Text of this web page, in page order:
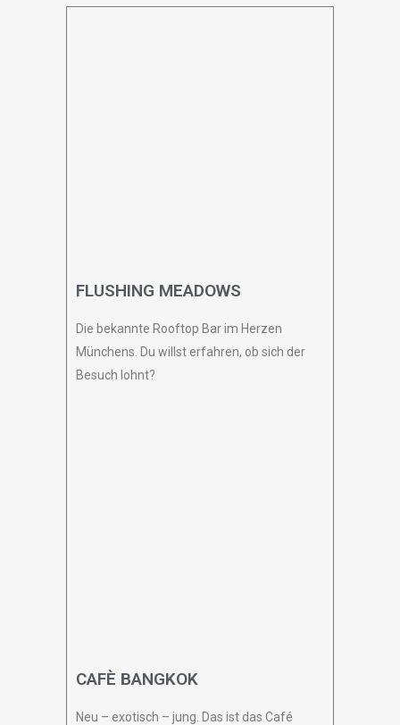
FLUSHING MEADOWS
Die bekannte Rooftop Bar im Herzen
Münchens. Du willst erfahren, ob sich der
Besuch lohnt?
CAFÈ BANGKOK
Neu – exotisch – jung. Das ist das Café